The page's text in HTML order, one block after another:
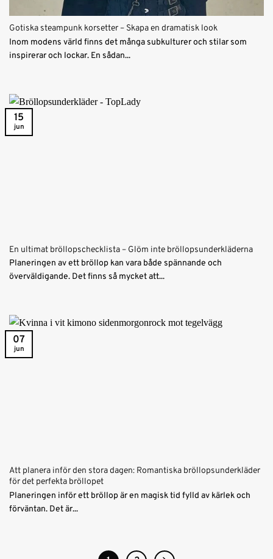
Gotiska steampunk korsetter – Skapa en dramatisk look
Inom modens värld finns det många subkulturer och stilar som
inspirerar och lockar. En sådan...
En ultimat bröllopschecklista – Glöm inte bröllopsunderkläderna
Planeringen av ett bröllop kan vara både spännande och
överväldigande. Det finns så mycket att...
15
jun
Att planera inför den stora dagen: Romantiska bröllopsunderkläder
för det perfekta bröllopet
Planeringen inför ett bröllop är en magisk tid fylld av kärlek och
förväntan. Det är...
07
jun